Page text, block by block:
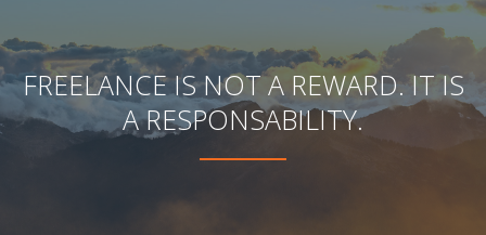
FREELANCE IS NOT A REWARD. IT IS
A RESPONSABILITY.